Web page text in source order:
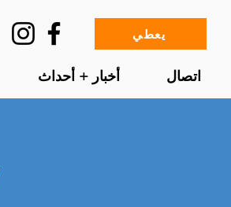
يعطي
أخبار + أحداث اتصال